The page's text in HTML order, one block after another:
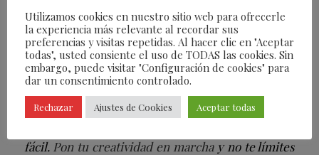
fácil. Pon tu creatividad en marchay no te límites
Utilizamos cookies en nuestro sitio web para ofrecerle
la experiencia más relevante al recordar sus
preferencias y visitas repetidas. Al hacer clic en "Aceptar
todas", usted consiente el uso de TODAS las cookies. Sin
embargo, puede visitar "Configuración de cookies" para
dar un consentimiento controlado.
Rechazar Ajustes de Cookies Aceptar todas